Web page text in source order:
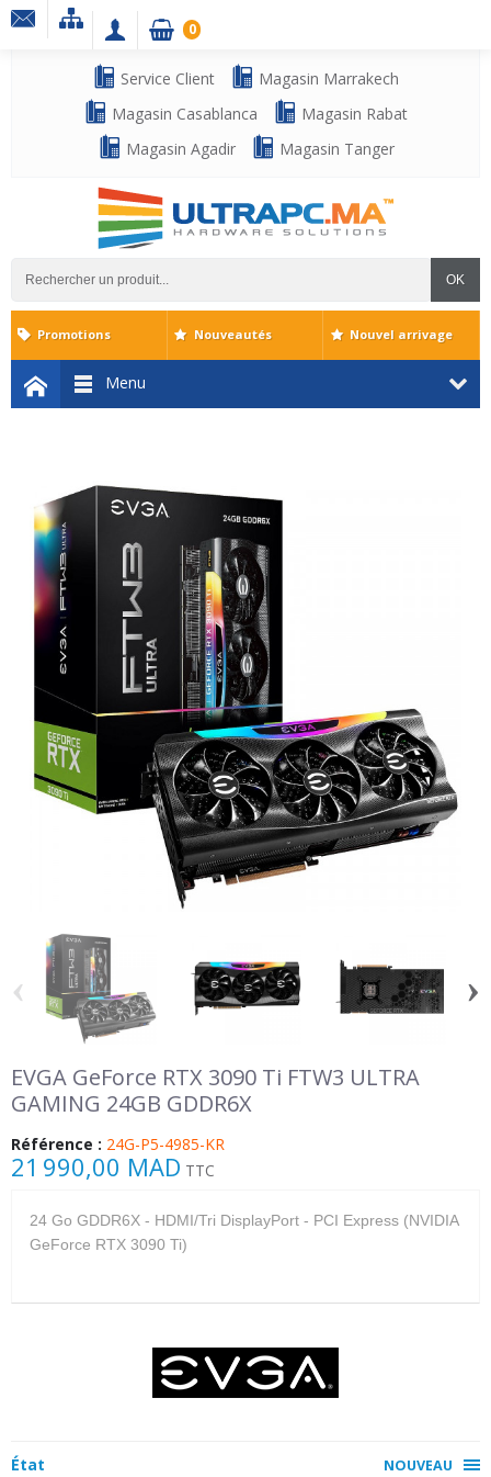
Service Client
Magasin Marrakech
Magasin Casablanca
Magasin Rabat
Magasin Agadir
Magasin Tanger
OK
0
Menu
Promotions Nouveautés Nouvel arrivage
‹ ›
EVGA GeForce RTX 3090 Ti FTW3 ULTRA
GAMING 24GB GDDR6X
Référence : 24G-P5-4985-KR
21 990,00 MAD TTC
24 Go GDDR6X - HDMI/Tri DisplayPort - PCI Express (NVIDIA
GeForce RTX 3090 Ti)
État NOUVEAU